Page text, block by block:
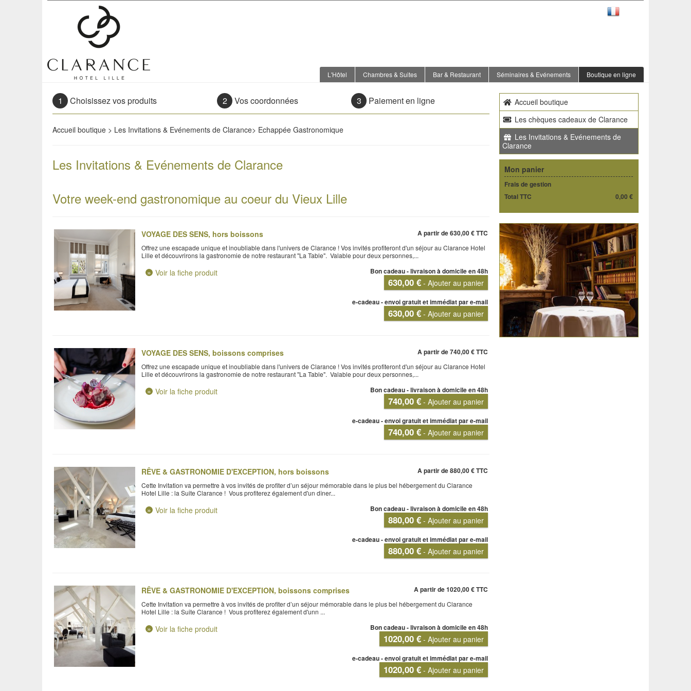
Clarance Hotel Lille
L'Hôtel Chambres & Suites Bar & Restaurant Séminaires & Evénements Boutique en ligne
1 Choisissez vos produits 2 Vos coordonnées 3 Paiement en ligne
Accueil boutique > Les Invitations & Evénements de Clarance> Echappée Gastronomique
Les Invitations & Evénements de Clarance
Votre week-end gastronomique au coeur du Vieux Lille
A partir de630,00 € TTC
VOYAGE DES SENS, hors boissons
Offrez une escapade unique et inoubliable dans l'univers de Clarance ! Vos invités profiteront d'un séjour au Clarance Hotel
Lille et découvrirons la gastronomie de notre restaurant "La Table". Valable pour deux personnes,...
Voir la fiche produit Bon cadeau - livraison à domicile en 48h
630,00 € - Ajouter au panier
e-cadeau - envoi gratuit et immédiat par e-mail
630,00 € - Ajouter au panier
A partir de740,00 € TTC
VOYAGE DES SENS, boissons comprises
Offrez une escapade unique et inoubliable dans l'univers de Clarance ! Vos invités profiteront d'un séjour au Clarance Hotel
Lille et découvrirons la gastronomie de notre restaurant "La Table". Valable pour deux personnes,...
Voir la fiche produit Bon cadeau - livraison à domicile en 48h
740,00 € - Ajouter au panier
e-cadeau - envoi gratuit et immédiat par e-mail
740,00 € - Ajouter au panier
A partir de880,00 € TTC
RÊVE & GASTRONOMIE D'EXCEPTION, hors boissons
Cette Invitation va permettre à vos invités de profiter d’un séjour mémorable dans le plus bel hébergement du Clarance
Hotel Lille : la Suite Clarance ! Vous profiterez également d'un dîner...
Voir la fiche produit Bon cadeau - livraison à domicile en 48h
880,00 € - Ajouter au panier
e-cadeau - envoi gratuit et immédiat par e-mail
880,00 € - Ajouter au panier
A partir de1020,00 € TTC
RÊVE & GASTRONOMIE D'EXCEPTION, boissons comprises
Cette Invitation va permettre à vos invités de profiter d’un séjour mémorable dans le plus bel hébergement du Clarance
Hotel Lille : la Suite Clarance ! Vous profiterez également d'unn ...
Voir la fiche produit Bon cadeau - livraison à domicile en 48h
1020,00 € - Ajouter au panier
e-cadeau - envoi gratuit et immédiat par e-mail
1020,00 € - Ajouter au panier
Accueil boutique
Les chèques cadeaux de Clarance
Les Invitations & Evénements de
Clarance
Mon panier
Frais de gestion
Total TTC
0,00 €